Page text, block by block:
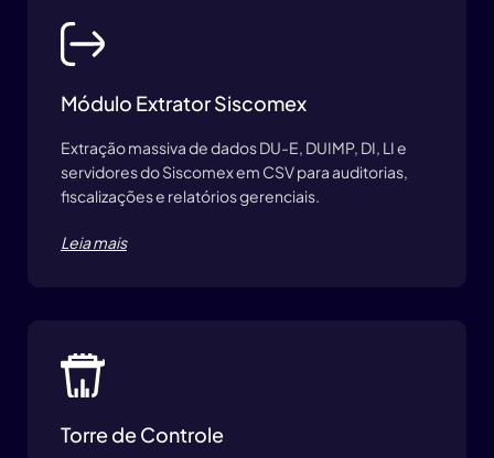
Módulo Extrator Siscomex
Extração massiva de dados DU-E, DUIMP, DI, LI e
servidores do Siscomex em CSV para auditorias,
fiscalizações e relatórios gerenciais.
Leia mais
Torre de Controle